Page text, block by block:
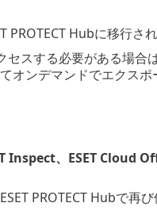
Hubに移行され
スする必要がある場合
ンデマンドでエクスポ
Inspect、ESET Cloud
PROTECT Hubで再び